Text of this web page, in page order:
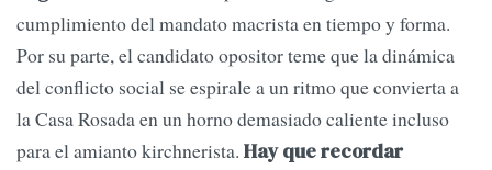
cumplimiento del mandato macrista en tiempo y forma.
Por su parte, el candidato opositor teme que la dinámica
del conflicto social se espirale a un ritmo que convierta a
la Casa Rosada en un horno demasiado caliente incluso
para el amianto kirchnerista. Hay que recordar